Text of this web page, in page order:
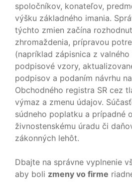
spoločníkov, konateľov,
výšku základného imania.
týchto zmien začína
zhromaždenia, prípravou
(napríklad zápisnica z valného
podpisové vzory,
podpisov a podaním návrhu
Obchodného registra SR cez
výmaz a zmenu údajov.
súdneho poplatku a prípadné
živnostenskému úradu či
zákonných lehôt.
Dbajte na správne vyplnenie
aby boli zmeny vo firme